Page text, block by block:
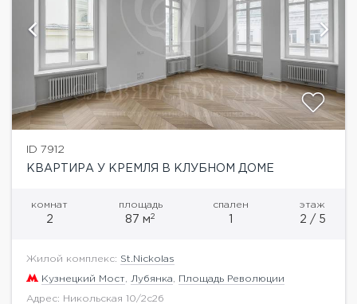
ID 7912
КВАРТИРА У КРЕМЛЯ В КЛУБНОМ ДОМЕ
комнат
2
площадь
87 м2
спален
1
этаж
2 / 5
Жилой комплекс: St.Nickolas
Кузнецкий Мост Лубянка Площадь Революции
Адрес: Никольская 10/2с2б